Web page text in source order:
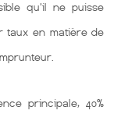
qu'il ne puisse
taux en matière de
principale, 40%